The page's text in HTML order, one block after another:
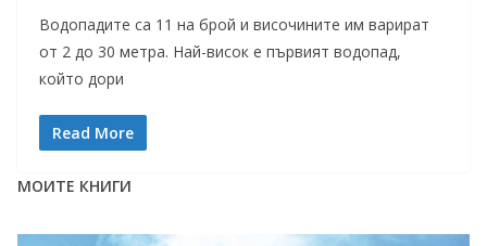
Водопадите са 11 на брой и височините им варират
от 2 до 30 метра. Най-висок е първият водопад,
който дори
Read More
МОИТЕ КНИГИ